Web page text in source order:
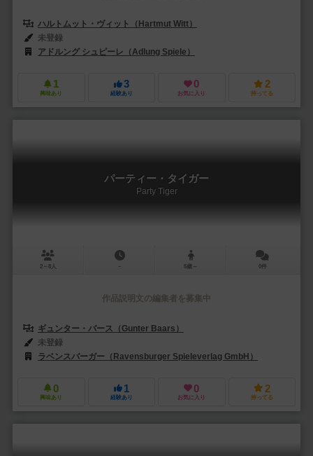
ハルトムット・ヴィット（Hartmut Witt）
未登録
アドルング シュピーレ（Adlung Spiele）
1
興味あり
3
経験あり
0
お気に入り
2
持ってる
パーティー・タイガー
Party Tiger
2～8人 － 5歳～ 0件
作品説明文の編集者を募集中
ギュンター・バース（Gunter Baars）
未登録
ラベンスバーガー（Ravensburger Spieleverlag GmbH）
0
興味あり
1
経験あり
0
お気に入り
2
持ってる